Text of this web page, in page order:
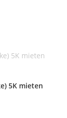
5K mieten